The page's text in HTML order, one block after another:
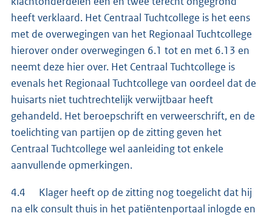
heeft verklaard. Het Centraal Tuchtcollege is het eens
met de overwegingen van het Regionaal Tuchtcollege
hierover onder overwegingen 6.1 tot en met 6.13 en
neemt deze hier over. Het Centraal Tuchtcollege is
evenals het Regionaal Tuchtcollege van oordeel dat de
huisarts niet tuchtrechtelijk verwijtbaar heeft
gehandeld. Het beroepschrift en verweerschrift, en de
toelichting van partijen op de zitting geven het
Centraal Tuchtcollege wel aanleiding tot enkele
aanvullende opmerkingen.
4.4 Klager heeft op de zitting nog toegelicht dat hij
na elk consult thuis in het patiëntenportaal inlogde en